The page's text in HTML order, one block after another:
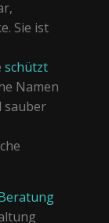
Sie ist
schützt
Namen
sauber